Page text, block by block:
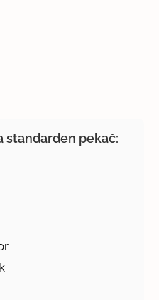
standarden pekač: